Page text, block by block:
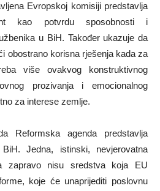
Evropskoj komisiji predstavlja
kao potvrdu sposobnosti i
u BiH. Također ukazuje da
obostrano korisna rješenja kada za
više ovakvog konstruktivnog
prozivanja i emocionalnog
za interese zemlje.
Reformska agenda predstavlja
Jedna, istinski, nevjerovatna
zapravo nisu sredstva koja EU
koje će unaprijediti poslovnu